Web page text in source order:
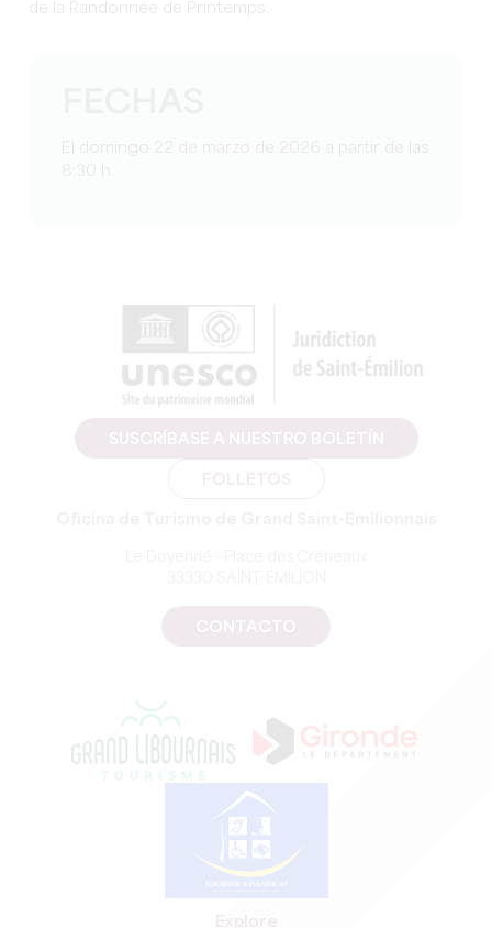
de la Randonnée de Printemps.